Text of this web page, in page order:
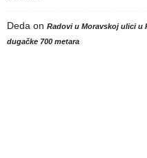
Deda on Radovi u Moravskoj ulici u
dugačke 700 metara